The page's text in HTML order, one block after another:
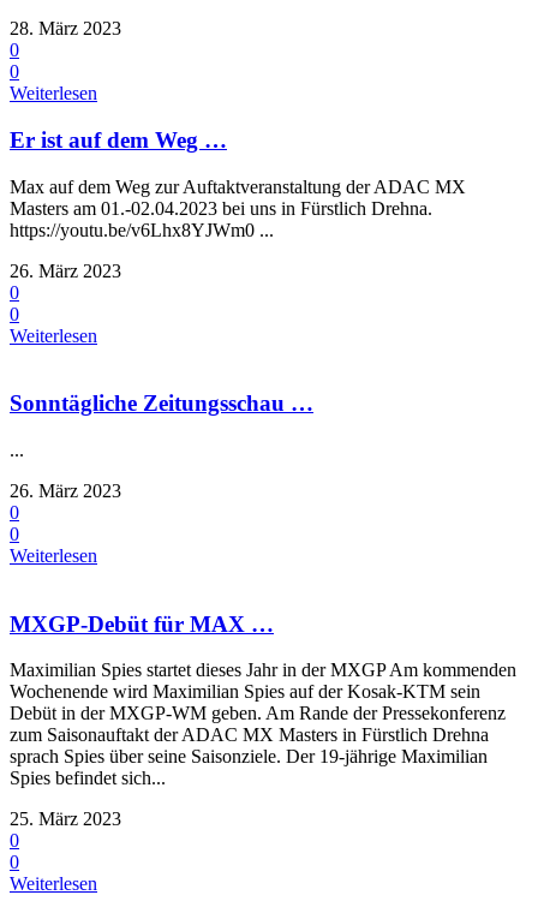
28. März 2023
0
0
Weiterlesen
Er ist auf dem Weg …
Max auf dem Weg zur Auftaktveranstaltung der ADAC MX
Masters am 01.-02.04.2023 bei uns in Fürstlich Drehna.
https://youtu.be/v6Lhx8YJWm0 ...
26. März 2023
0
0
Weiterlesen
Sonntägliche Zeitungsschau …
...
26. März 2023
0
0
Weiterlesen
MXGP-Debüt für MAX …
Maximilian Spies startet dieses Jahr in der MXGP Am kommenden
Wochenende wird Maximilian Spies auf der Kosak-KTM sein
Debüt in der MXGP-WM geben. Am Rande der Pressekonferenz
zum Saisonauftakt der ADAC MX Masters in Fürstlich Drehna
sprach Spies über seine Saisonziele. Der 19-jährige Maximilian
Spies befindet sich...
25. März 2023
0
0
Weiterlesen